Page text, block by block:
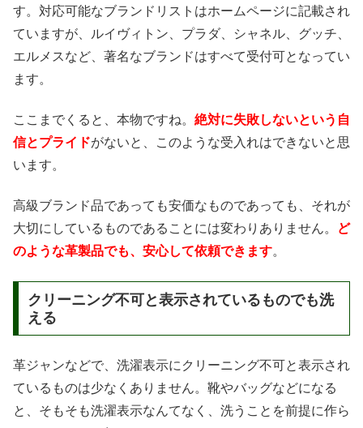
す。対応可能なブランドリストはホームページに記載され
ていますが、ルイヴィトン、プラダ、シャネル、グッチ、
エルメスなど、著名なブランドはすべて受付可となってい
ます。
ここまでくると、本物ですね。 絶対に失敗しないという自
信とプライドがないと、このような受入れはできないと思
います。
高級ブランド品であっても安価なものであっても、それが
大切にしているものであることには変わりありません。
ど
のような革製品でも、安心して依頼できます。
クリーニング不可と表示されているものでも洗
える
革ジャンなどで、洗濯表示にクリーニング不可と表示され
ているものは少なくありません。靴やバッグなどになる
と、そもそも洗濯表示なんてなく、洗うことを前提に作ら